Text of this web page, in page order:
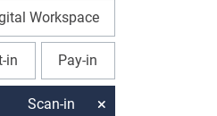
Workspace
in Pay-in
Scan-in